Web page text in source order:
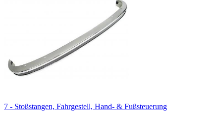
7 - Stoßstangen, Fahrgestell, Hand- & Fußsteuerung